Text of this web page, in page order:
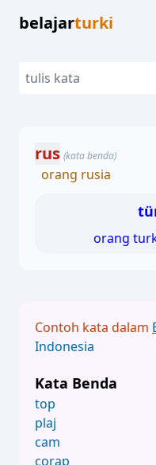
belajarturki
rus (kata benda)
orang rusia
orang
Contoh kata dalam
Indonesia
Kata Benda
top
plaj
cam
çorap